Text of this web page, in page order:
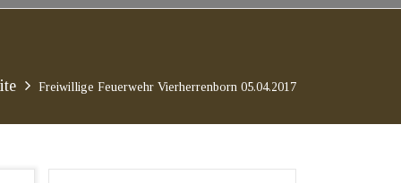
Freiwillige Feuerwehr Vierherrenborn 05.04.2017